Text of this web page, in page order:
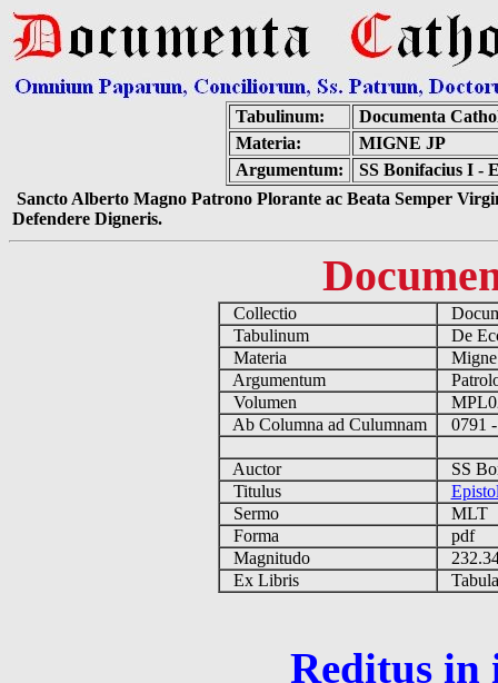
Tabulinum:
Documenta
Materia:
MIGNE JP
Argumentum:
SS Bonifacius I -
Sancto Alberto Magno Patrono Plorante ac Beata Semper
Defendere Digneris.
Collectio
Tabulinum
De
Materia
Argumentum
Volumen
Ab Columna ad Culumnam
0791
Auctor
SS
Titulus
Sermo
MLT
Forma
pdf
Magnitudo
Ex Libris
Reditus in